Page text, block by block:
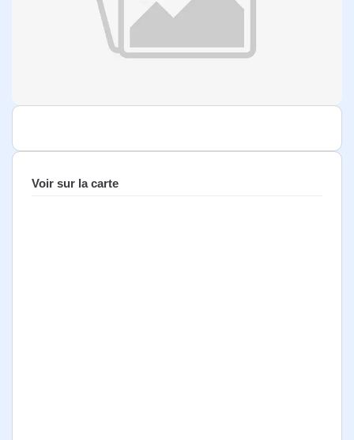
Voir sur la carte